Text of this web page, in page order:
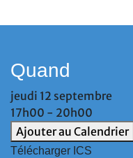
Quand
jeudi 12 septembre
17h00 - 20h00
Ajouter au Calendrier
Télécharger ICS